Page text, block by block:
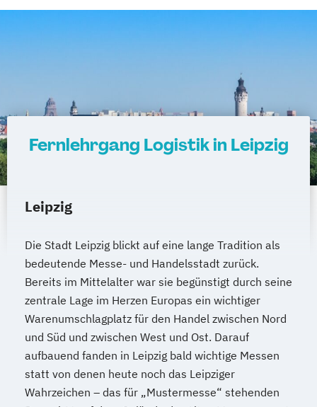
Projekte erfolgreich führen Psychologie
Organisations- und Wirtschaftspsychologie
Psychologie mit Schwerpunkt
Psychologie mit Schwerpunkt Klinische
Psychologische Diagnostik und Evaluation
Pädagogische Psychologie
Psychologische/r Berater/in / Personal
Coach/in
Rechnungswesen für das Management
Sales & Management
Sanierungs und & Insolvenzmanagement
Service Leadership Certificate - Lufthansa
Social-Media- und E-Marketing-Manager/in
Fernlehrgang Logistik in Leipzig
Leipzig
Die Stadt Leipzig blickt auf eine lange Tradition als
bedeutende Messe- und Handelsstadt zurück.
Bereits im Mittelalter war sie begünstigt durch seine
zentrale Lage im Herzen Europas ein wichtiger
Warenumschlagplatz für den Handel zwischen Nord
und Süd und zwischen West und Ost. Darauf
aufbauend fanden in Leipzig bald wichtige Messen
statt von denen heute noch das Leipziger
Wahrzeichen – das für „Mustermesse“ stehenden